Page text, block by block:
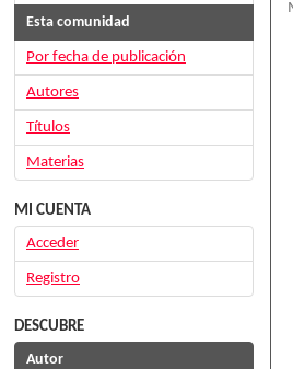
Esta comunidad
Por fecha de publicación
Autores
Títulos
Materias
MI CUENTA
Acceder
Registro
DESCUBRE
Autor